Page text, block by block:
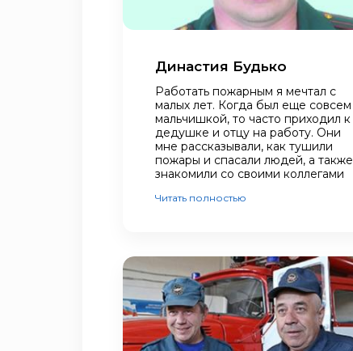
Династия Будько
Работать пожарным я мечтал с
малых лет. Когда был еще совсем
мальчишкой, то часто приходил к
дедушке и отцу на работу. Они
мне рассказывали, как тушили
пожары и спасали людей, а также
знакомили со своими коллегами
Читать полностью